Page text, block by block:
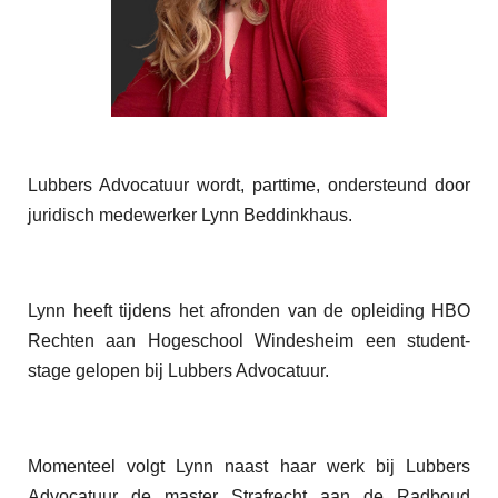
Lubbers Advocatuur wordt, parttime, ondersteund door
juridisch medewerker Lynn Beddinkhaus.
Lynn heeft tijdens het afronden van de opleiding HBO
Rechten aan Hogeschool Windesheim een student-
stage gelopen bij Lubbers Advocatuur.
Momenteel volgt Lynn naast haar werk bij Lubbers